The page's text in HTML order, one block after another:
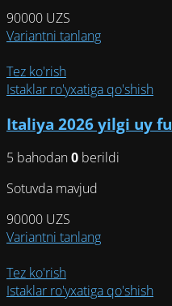
90000 UZS
Variantni tanlangЭтот
несколько
Опции
выбрать
Tez ko'rish
Istaklar ro'yxatiga qo'shish
Italiya 2026 yilgi uy
5 bahodan0 berildi
Sotuvda mavjud
90000 UZS
Variantni tanlangЭтот
несколько
Tez ko'rish
Istaklar ro'yxatiga qo'shish